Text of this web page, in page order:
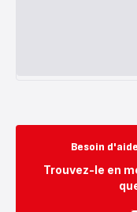
Besoin
Trouvez-le en